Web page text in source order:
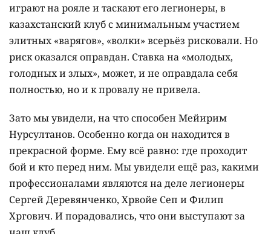
играют на рояле и таскают его легионеры, в
казахстанский клуб с минимальным участием
элитных «варягов», «волки» всерьёз рисковали. Но
риск оказался оправдан. Ставка на «молодых,
голодных и злых», может, и не оправдала себя
полностью, но и к провалу не привела.
Зато мы увидели, на что способен Мейирим
Нурсултанов. Особенно когда он находится в
прекрасной форме. Ему всё равно: где проходит
бой и кто перед ним. Мы увидели ещё раз, какими
профессионалами являются на деле легионеры
Сергей Деревянченко, Хрвойе Сеп и Филип
Хргович. И порадовались, что они выступают за